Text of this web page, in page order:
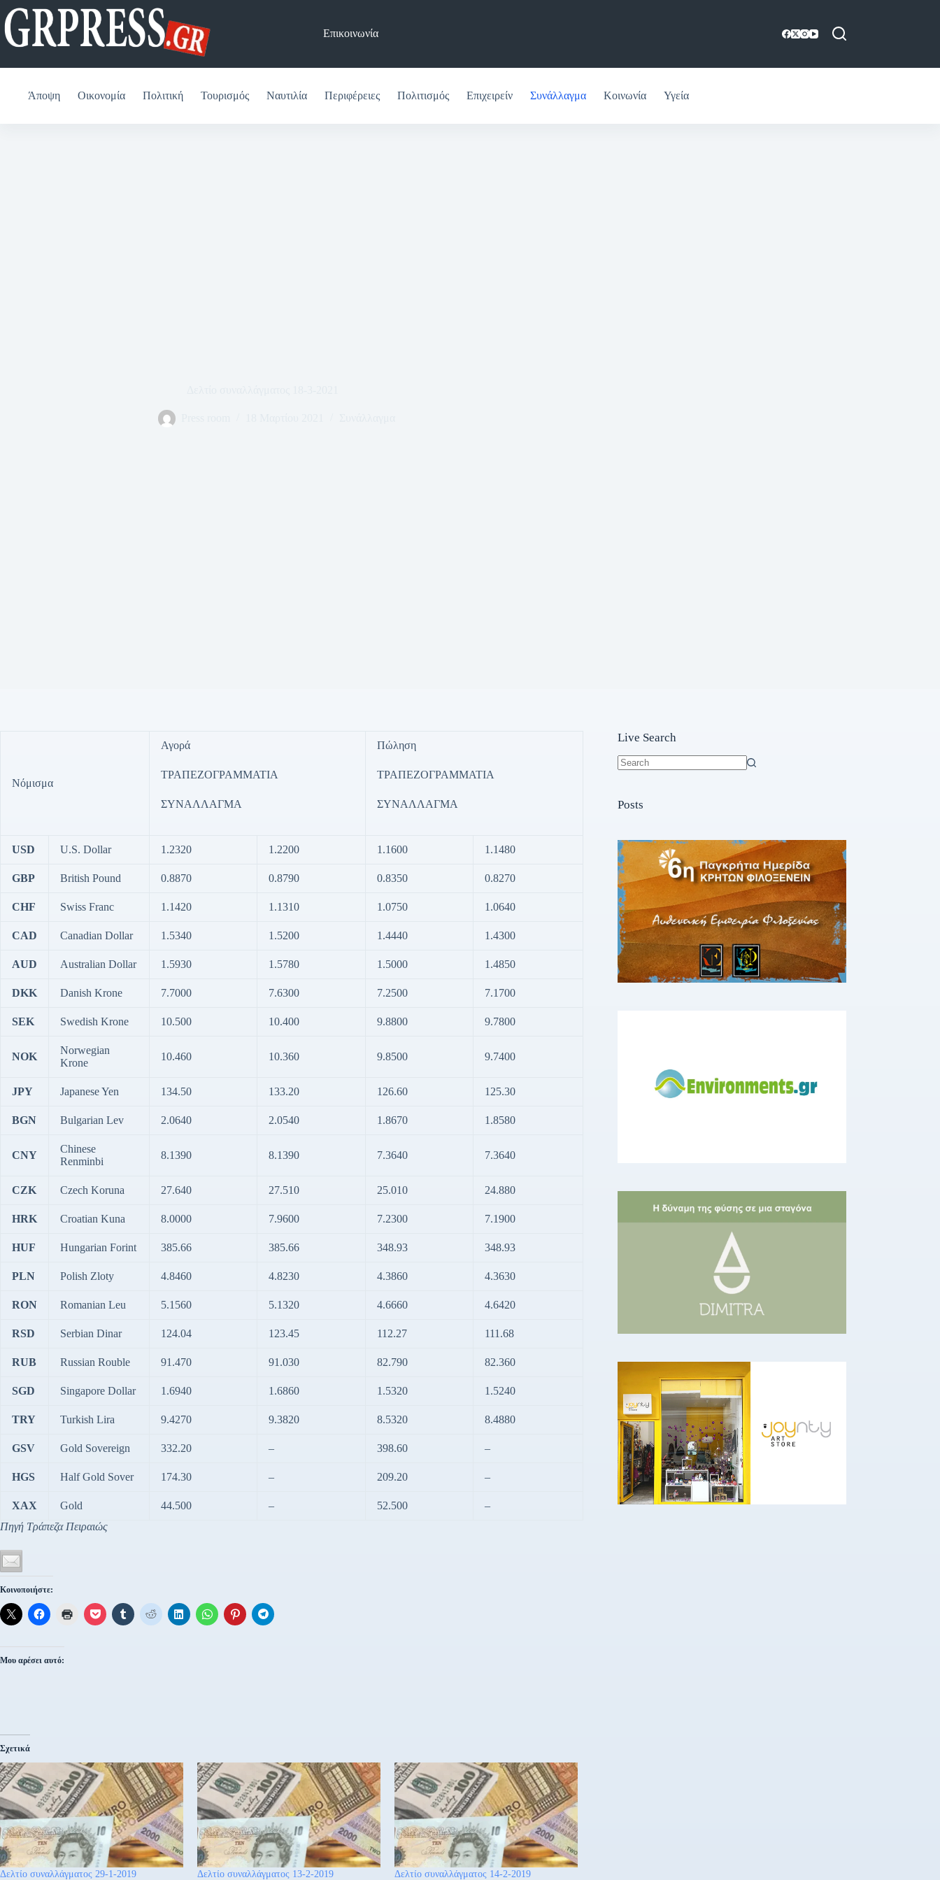
Μετάβαση
στο
περιεχόμενο
Επικοινωνία
Άποψη Οικονομία Πολιτική Τουρισμός Ναυτιλία Περιφέρειες Πολιτισμός Επιχειρείν Συνάλλαγμα Κοινωνία Υγεία
Νόμισμα
Αγορά
ΤΡΑΠΕΖΟΓΡΑΜΜΑΤΙΑ
ΣΥΝΑΛΛΑΓΜΑ
Πώληση
ΤΡΑΠΕΖΟΓΡΑΜΜΑΤΙΑ
ΣΥΝΑΛΛΑΓΜΑ
USD U.S. Dollar 1.2320 1.2200 1.1600 1.1480
GBP British Pound 0.8870 0.8790 0.8350 0.8270
CHF Swiss Franc 1.1420 1.1310 1.0750 1.0640
CAD Canadian Dollar 1.5340 1.5200 1.4440 1.4300
AUD Australian Dollar 1.5930 1.5780 1.5000 1.4850
DKK Danish Krone 7.7000 7.6300 7.2500 7.1700
SEK Swedish Krone 10.500 10.400 9.8800 9.7800
NOK
Norwegian
Krone
10.460 10.360 9.8500 9.7400
JPY Japanese Yen 134.50 133.20 126.60 125.30
BGN Bulgarian Lev 2.0640 2.0540 1.8670 1.8580
CNY
Chinese
Renminbi
8.1390 8.1390 7.3640 7.3640
CZK Czech Koruna 27.640 27.510 25.010 24.880
HRK Croatian Kuna 8.0000 7.9600 7.2300 7.1900
HUF Hungarian Forint 385.66 385.66 348.93 348.93
PLN Polish Zloty 4.8460 4.8230 4.3860 4.3630
RON Romanian Leu 5.1560 5.1320 4.6660 4.6420
RSD Serbian Dinar 124.04 123.45 112.27 111.68
RUB Russian Rouble 91.470 91.030 82.790 82.360
SGD Singapore Dollar 1.6940 1.6860 1.5320 1.5240
TRY Turkish Lira 9.4270 9.3820 8.5320 8.4880
GSV Gold Sovereign 332.20 – 398.60 –
HGS Half Gold Sover 174.30 – 209.20 –
XAX Gold 44.500 – 52.500
–
Πηγή Τράπεζα Πειραιώς
Κοινοποιήστε:
Μου αρέσει αυτό:
Σχετικά
Δελτίο συναλλάγματος 29-1-2019 Δελτίο συναλλάγματος 13-2-2019 Δελτίο συναλλάγματος 14-2-2019
Live Search
Posts